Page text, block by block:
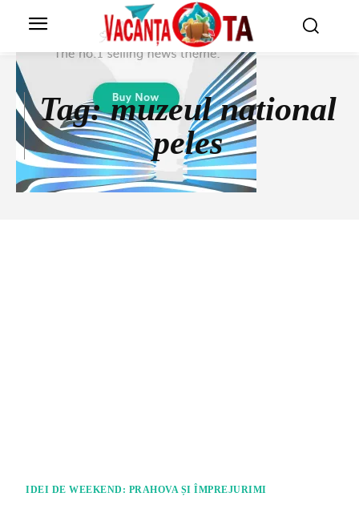
Tag:muzeul national
peles
IDEI DE WEEKEND: PRAHOVA ȘI ÎMPREJURIMI